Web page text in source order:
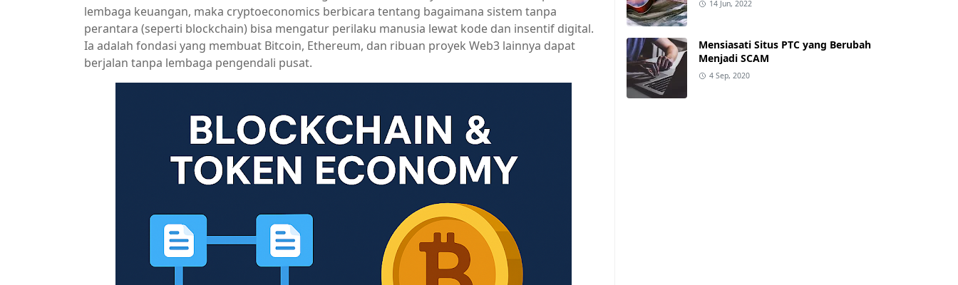
lembaga keuangan, maka cryptoeconomics berbicara tentang bagaimana sistem tanpa
perantara (seperti blockchain) bisa mengatur perilaku manusia lewat kode dan insentif digital.
Ia adalah fondasi yang membuat Bitcoin, Ethereum, dan ribuan proyek Web3 lainnya dapat
berjalan tanpa lembaga pengendali pusat.
14 Jun, 2022
Mensiasati Situs PTC yang Berubah
Menjadi SCAM
4 Sep, 2020